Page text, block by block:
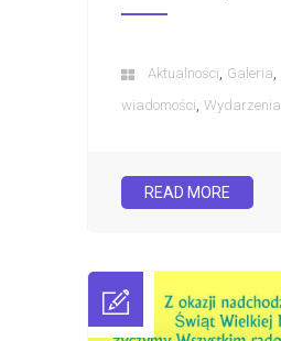
Aktualności, Galeria,
wiadomości, Wydarzenia
READ MORE